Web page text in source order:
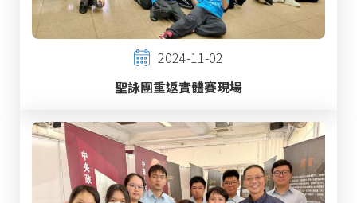
2024-11-02
聖詠團重返實體賽現場